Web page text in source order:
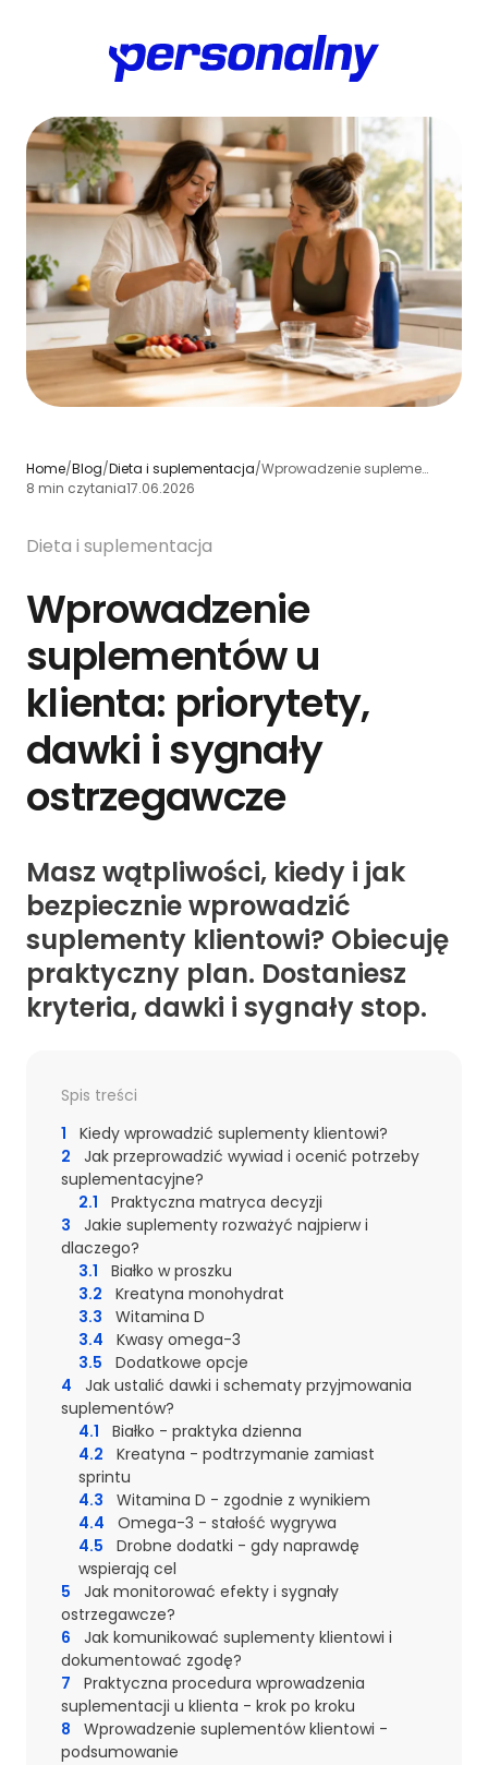
Home/Blog/Dieta i suplementacja/
Wprowadzenie suplementów u klienta: priorytety, dawki i sygnały ostrzegawcze
8 min czytania17.06.2026
Dieta i suplementacja
Wprowadzenie
suplementów u
klienta: priorytety,
dawki i sygnały
ostrzegawcze
Masz wątpliwości, kiedy i jak
bezpiecznie wprowadzić
suplementy klientowi? Obiecuję
praktyczny plan. Dostaniesz
kryteria, dawki i sygnały stop.
Spis treści
1
Kiedy wprowadzić suplementy klientowi?
2
Jak przeprowadzić wywiad i ocenić potrzeby
suplementacyjne?
2.1
Praktyczna matryca decyzji
3
Jakie suplementy rozważyć najpierw i
dlaczego?
3.1
Białko w proszku
3.2
Kreatyna monohydrat
3.3
Witamina D
3.4
Kwasy omega-3
3.5
Dodatkowe opcje
4
Jak ustalić dawki i schematy przyjmowania
suplementów?
4.1
Białko - praktyka dzienna
4.2
Kreatyna - podtrzymanie zamiast
sprintu
4.3
Witamina D - zgodnie z wynikiem
4.4
Omega-3 - stałość wygrywa
4.5
Drobne dodatki - gdy naprawdę
wspierają cel
5
Jak monitorować efekty i sygnały
ostrzegawcze?
6
Jak komunikować suplementy klientowi i
dokumentować zgodę?
7
Praktyczna procedura wprowadzenia
suplementacji u klienta - krok po kroku
8
Wprowadzenie suplementów klientowi -
podsumowanie